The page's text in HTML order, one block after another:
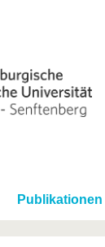
Vor
Publikationen